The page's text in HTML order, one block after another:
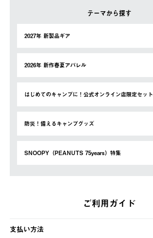
テーマから探す
2027年 新製品ギア
2026年 新作春夏アパレル
はじめてのキャンプに！公式オンライン店限定セット
防災！備えるキャンプグッズ
SNOOPY（PEANUTS 75years）特集
ご利用ガイド
支払い方法